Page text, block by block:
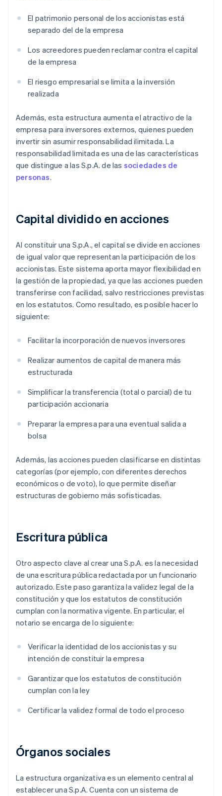
El patrimonio personal de los accionistas está
separado del de la empresa
Los acreedores pueden reclamar contra el capital
de la empresa
El riesgo empresarial se limita a la inversión
realizada
Además, esta estructura aumenta el atractivo de la
empresa para inversores externos, quienes pueden
invertir sin asumir responsabilidad ilimitada. La
responsabilidad limitada es una de las características
que distingue a las S.p.A. de las sociedades de
personas.
Capital dividido en acciones
Al constituir una S.p.A., el capital se divide en acciones
de igual valor que representan la participación de los
accionistas. Este sistema aporta mayor flexibilidad en
la gestión de la propiedad, ya que las acciones pueden
transferirse con facilidad, salvo restricciones previstas
en los estatutos. Como resultado, es posible hacer lo
siguiente:
Facilitar la incorporación de nuevos inversores
Realizar aumentos de capital de manera más
estructurada
Simplificar la transferencia (total o parcial) de tu
participación accionaria
Preparar la empresa para una eventual salida a
bolsa
Además, las acciones pueden clasificarse en distintas
categorías (por ejemplo, con diferentes derechos
económicos o de voto), lo que permite diseñar
estructuras de gobierno más sofisticadas.
Escritura pública
Otro aspecto clave al crear una S.p.A. es la necesidad
de una escritura pública redactada por un funcionario
autorizado. Este paso garantiza la validez legal de la
constitución y que los estatutos de constitución
cumplan con la normativa vigente. En particular, el
notario se encarga de lo siguiente:
Verificar la identidad de los accionistas y su
intención de constituir la empresa
Garantizar que los estatutos de constitución
cumplan con la ley
Certificar la validez formal de todo el proceso
Órganos sociales
La estructura organizativa es un elemento central al
establecer una S.p.A. Cuenta con un sistema de